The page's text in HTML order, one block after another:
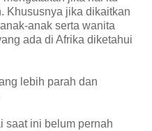
Khususnya jika dikaitkan
anak serta wanita
ada di Afrika diketahui
lebih parah dan
saat ini belum pernah